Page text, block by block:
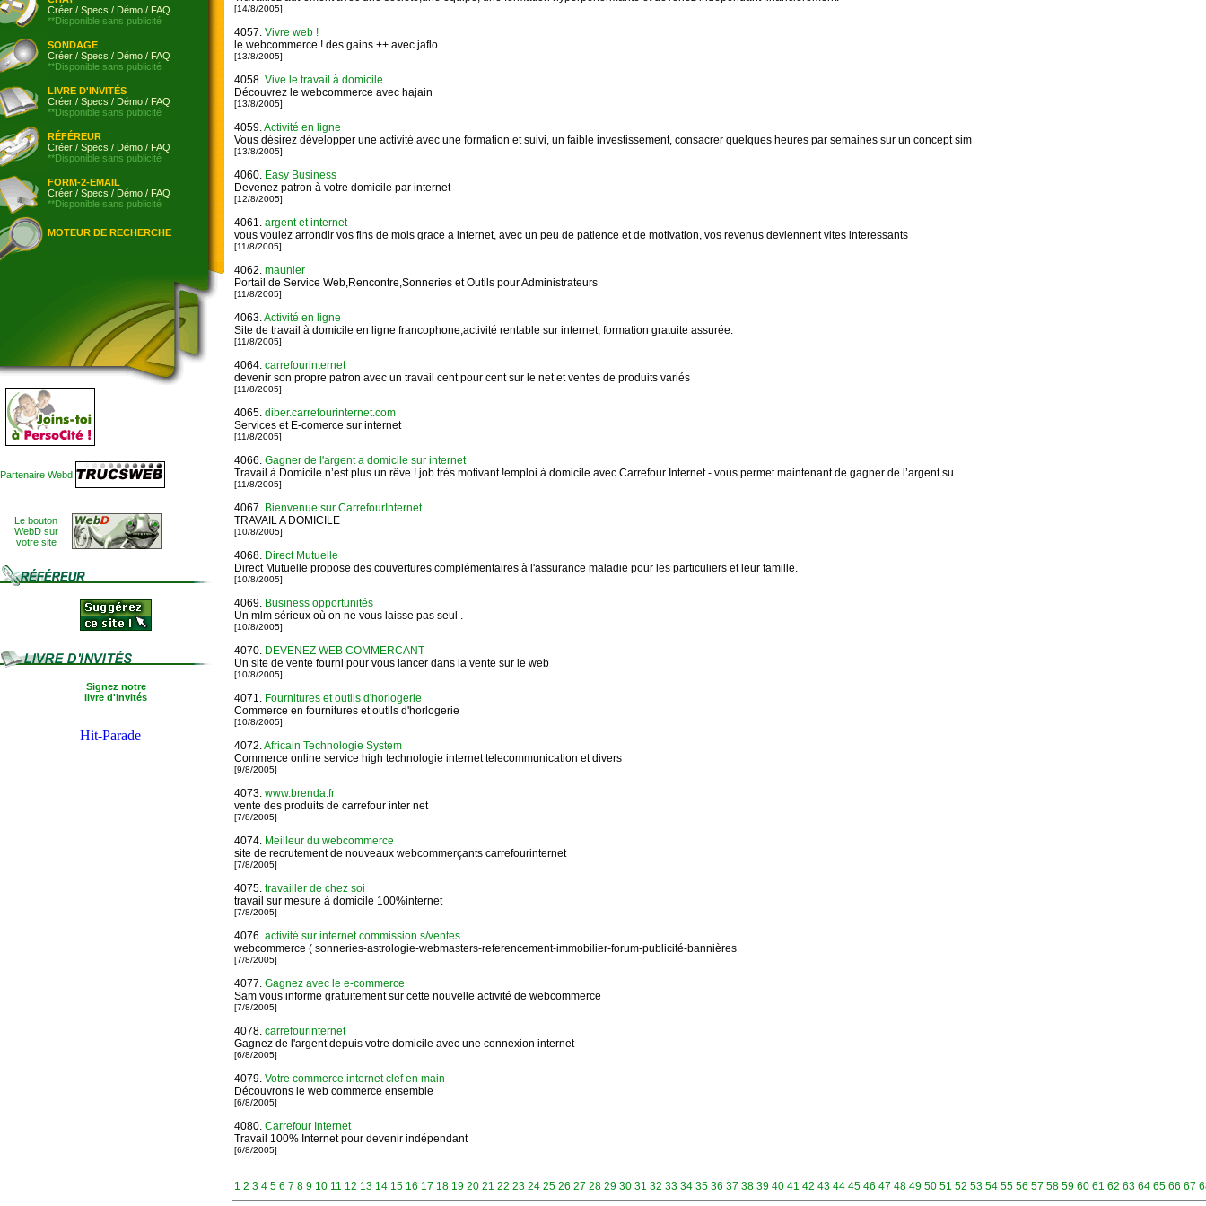
Créer / Specs / Démo / FAQ
**Disponible sans publicité
SONDAGE
Créer / Specs / Démo / FAQ
**Disponible sans publicité
LIVRE D'INVITÉS
Créer / Specs / Démo / FAQ
**Disponible sans publicité
RÉFÉREUR
Créer / Specs / Démo / FAQ
**Disponible sans publicité
FORM-2-EMAIL
Créer / Specs / Démo / FAQ
**Disponible sans publicité
MOTEUR DE RECHERCHE
Partenaire Webd:
Le bouton
WebD sur
votre site
Signez notre
livre d'invités
[14/8/2005]
4057. Vivre web !
le webcommerce ! des gains ++ avec jaflo
[13/8/2005]
4058. Vive le travail à domicile
Découvrez le webcommerce avec hajain
[13/8/2005]
4059.Activité en ligne
Vous désirez développer une activité avec une formation et suivi, un faible investissement, consacrer quelques heures par semaines sur un concept sim
[13/8/2005]
4060. Easy Business
Devenez patron à votre domicile par internet
[12/8/2005]
4061. argent et internet
vous voulez arrondir vos fins de mois grace a internet, avec un peu de patience et de motivation, vos revenus deviennent vites interessants
[11/8/2005]
4062. maunier
Portail de Service Web,Rencontre,Sonneries et Outils pour Administrateurs
[11/8/2005]
4063.Activité en ligne
Site de travail à domicile en ligne francophone,activité rentable sur internet, formation gratuite assurée.
[11/8/2005]
4064. carrefourinternet
devenir son propre patron avec un travail cent pour cent sur le net et ventes de produits variés
[11/8/2005]
4065. diber.carrefourinternet.com
Services et E-comerce sur internet
[11/8/2005]
4066. Gagner de l'argent a domicile sur internet
Travail à Domicile n’est plus un rêve ! job très motivant !emploi à domicile avec Carrefour Internet - vous permet maintenant de gagner de l’argent su
[11/8/2005]
4067. Bienvenue sur CarrefourInternet
TRAVAIL A DOMICILE
[10/8/2005]
4068. Direct Mutuelle
Direct Mutuelle propose des couvertures complémentaires à l'assurance maladie pour les particuliers et leur famille.
[10/8/2005]
4069. Business opportunités
Un mlm sérieux où on ne vous laisse pas seul .
[10/8/2005]
4070. DEVENEZ WEB COMMERCANT
Un site de vente fourni pour vous lancer dans la vente sur le web
[10/8/2005]
4071. Fournitures et outils d'horlogerie
Commerce en fournitures et outils d'horlogerie
[10/8/2005]
4072.Africain Technologie System
Commerce online service high technologie internet telecommunication et divers
[9/8/2005]
4073. www.brenda.fr
vente des produits de carrefour inter net
[7/8/2005]
4074. Meilleur du webcommerce
site de recrutement de nouveaux webcommerçants carrefourinternet
[7/8/2005]
4075. travailler de chez soi
travail sur mesure à domicile 100%internet
[7/8/2005]
4076. activité sur internet commission s/ventes
webcommerce ( sonneries-astrologie-webmasters-referencement-immobilier-forum-publicité-bannières
[7/8/2005]
4077. Gagnez avec le e-commerce
Sam vous informe gratuitement sur cette nouvelle activité de webcommerce
[7/8/2005]
4078. carrefourinternet
Gagnez de l'argent depuis votre domicile avec une connexion internet
[6/8/2005]
4079. Votre commerce internet clef en main
Découvrons le web commerce ensemble
[6/8/2005]
4080. Carrefour Internet
Travail 100% Internet pour devenir indépendant
[6/8/2005]
1 2 3 4 5 6 7 8 9 10 11 12 13 14 15 16 17 18 19 20 21 22 23 24 25 26 27 28 29 30 31 32 33 34 35 36 37 38 39 40 41 42 43 44 45 46 47 48 49 50 51 52 53 54 55 56 57 58 59 60 61 62 63 64 65 66 67